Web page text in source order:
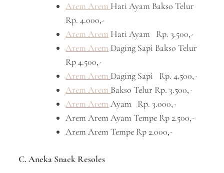
Arem Arem Hati Ayam Bakso Telur
Rp. 4.000,-
Arem Arem Hati Ayam Rp. 3.500,-
Arem Arem Daging Sapi Bakso Telur
Rp 4.500,-
Arem Arem Daging Sapi Rp. 4.500,-
Arem Arem Bakso Telur Rp. 3.500,-
Arem Arem Ayam Rp. 3.000,-
Arem Arem Ayam Tempe Rp 2.500,-
Arem Arem Tempe Rp 2.000,-
C. Aneka Snack Resoles